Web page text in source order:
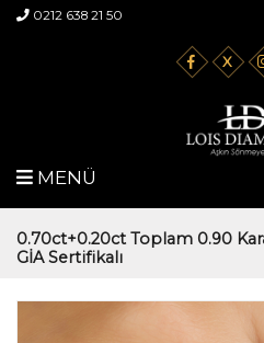
0212 638 21 50
X
MENÜ
0.70ct+0.20ct Toplam 0.90
GİA Sertifikalı